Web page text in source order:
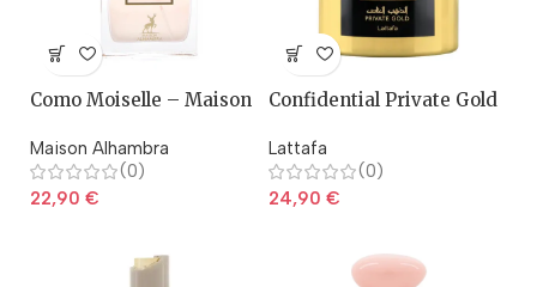
Como Moiselle – Maison
Maison Alhambra
(0)
22,90 €
Confidential Private Gold
Lattafa
(0)
24,90 €